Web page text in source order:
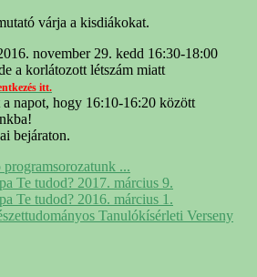
várja a kisdiákokat.
november 29. kedd 16:30-18:00
a korlátozott létszám miatt
itt.
napot, hogy 16:10-16:20 között
bejáraton.
...
Te tudod? 2017. március 9.
Te tudod? 2016. március 1.
Tanulókísérleti Verseny